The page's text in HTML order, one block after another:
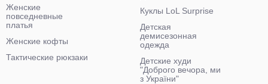
Женские
повседневные
платья
Женские кофты
Тактические рюкзаки
Куклы LoL Surprise
Детская
демисезонная
одежда
Детские худи
"Доброго вечора, ми
з України"